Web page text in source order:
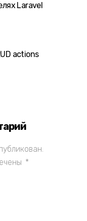
Laravel
actions
*